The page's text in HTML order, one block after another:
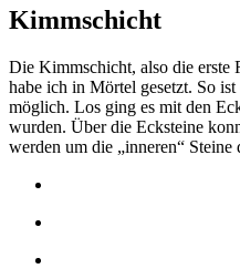
Kimmschicht
Die Kimmschicht, also die erste
habe ich in Mörtel gesetzt. So
möglich. Los ging es mit den
wurden. Über die Ecksteine
werden um die „inneren“ Steine